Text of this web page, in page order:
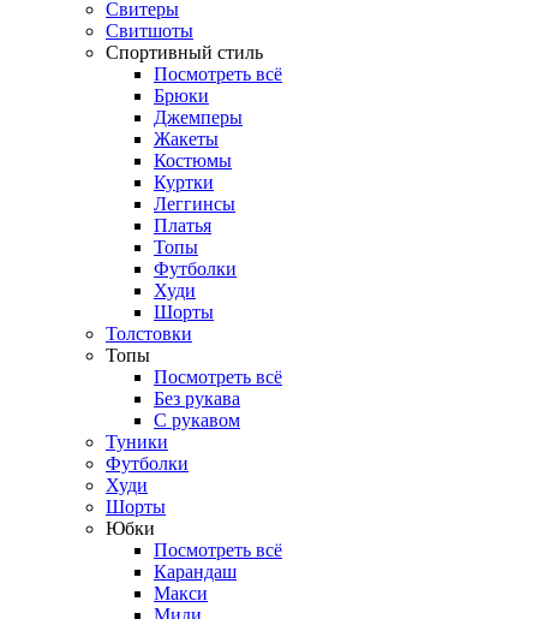
Свитеры
Свитшоты
Спортивный стиль
Посмотреть всё
Брюки
Джемперы
Жакеты
Костюмы
Куртки
Леггинсы
Платья
Топы
Футболки
Худи
Шорты
Толстовки
Топы
Посмотреть всё
Без рукава
С рукавом
Туники
Футболки
Худи
Шорты
Юбки
Посмотреть всё
Карандаш
Макси
Миди